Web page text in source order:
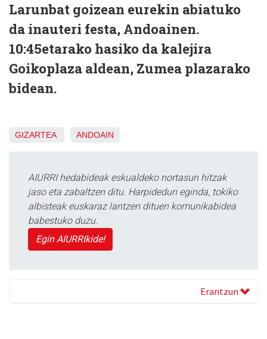
Larunbat goizean eurekin abiatuko
da inauteri festa, Andoainen.
10:45etarako hasiko da kalejira
Goikoplaza aldean, Zumea plazarako
bidean.
GIZARTEA ANDOAIN
AIURRI hedabideak eskualdeko nortasun hitzak
jaso eta zabaltzen ditu. Harpidedun eginda, tokiko
albisteak euskaraz lantzen dituen komunikabidea
babestuko duzu.
Egin AIURRIkide!
Erantzun